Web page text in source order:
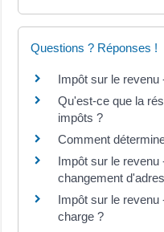
Questions ? Réponses !
Impôt sur le revenu
Qu'est-ce que la
impôts ?
Comment
Impôt sur le
changement
Impôt sur le revenu
charge ?